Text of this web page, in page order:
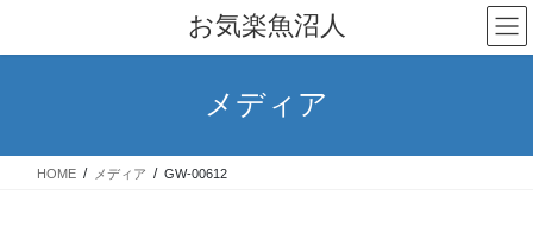
テ
ス
ゲ
ン
お気楽魚沼人
メディア
HOME メディア GW-00612